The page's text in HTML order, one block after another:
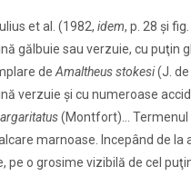
et al. (1982, idem, p. 28 şi
gălbuie sau verzuie, cu puţin
de Amaltheus stokesi(J. de
verzuie şi cu numeroase
(Montfort)...
marnoase. Incepând de
pe o grosime vizibilă de cel